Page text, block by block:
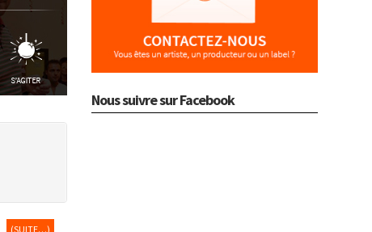
(SUITE…)
Nous suivre sur Facebook